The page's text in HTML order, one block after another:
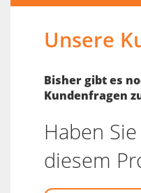
Unsere
Bisher gibt es
Kundenfragen
Haben
diesem